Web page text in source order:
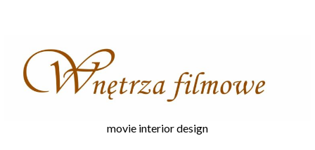
movie interior design